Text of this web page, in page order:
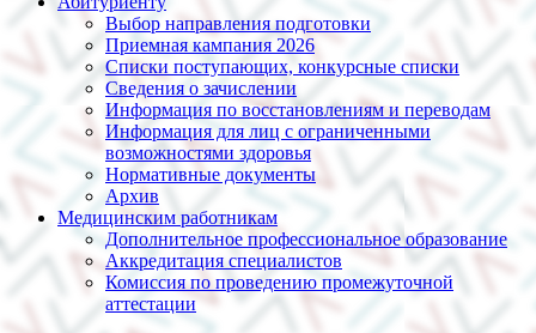
Выбор направления подготовки
Приемная кампания 2026
Списки поступающих, конкурсные списки
Сведения о зачислении
Информация по восстановлениям и переводам
Информация для лиц с ограниченными
возможностями здоровья
Нормативные документы
Архив
Медицинским работникам
Дополнительное профессиональное образование
Аккредитация специалистов
Комиссия по проведению промежуточной
аттестации